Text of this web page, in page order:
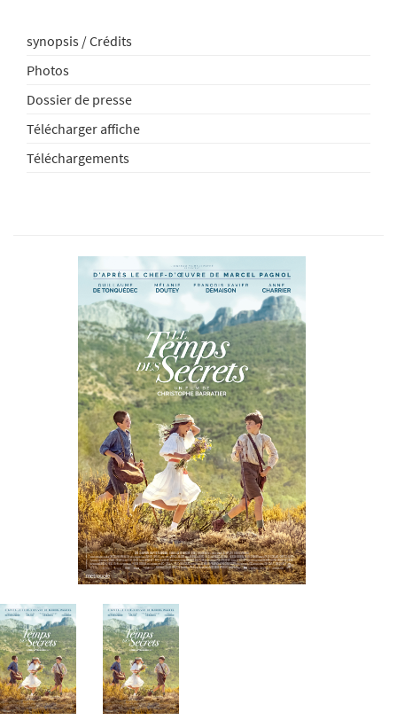
synopsis / Crédits
Photos
Dossier de presse
Télécharger affiche
Téléchargements